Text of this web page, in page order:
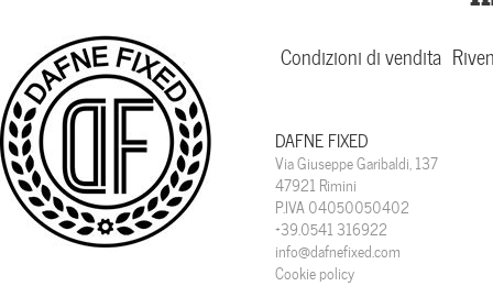
Condizioni di vendita
DAFNE FIXED
Via Giuseppe Garibaldi, 137
47921 Rimini
P.IVA 04050050402
+39.0541 316922
info@dafnefixed.com
Cookie policy